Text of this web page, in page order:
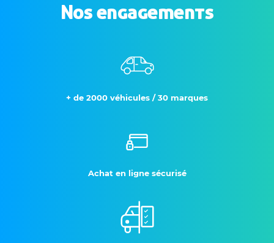
Nos engagements
+ de 2000 véhicules / 30 marques
Achat en ligne sécurisé